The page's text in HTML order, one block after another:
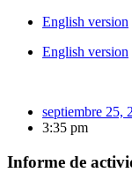
English version
English version
septiembre 25,
3:35 pm
Informe de